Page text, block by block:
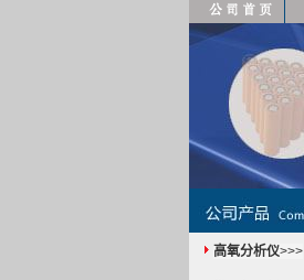
高氧分析仪>>>